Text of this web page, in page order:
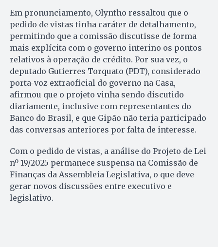
Em pronunciamento, Olyntho ressaltou que o
pedido de vistas tinha caráter de detalhamento,
permitindo que a comissão discutisse de forma
mais explícita com o governo interino os pontos
relativos à operação de crédito. Por sua vez, o
deputado Gutierres Torquato (PDT), considerado
porta-voz extraoficial do governo na Casa,
afirmou que o projeto vinha sendo discutido
diariamente, inclusive com representantes do
Banco do Brasil, e que Gipão não teria participado
das conversas anteriores por falta de interesse.
Com o pedido de vistas, a análise do Projeto de Lei
nº 19/2025 permanece suspensa na Comissão de
Finanças da Assembleia Legislativa, o que deve
gerar novos discussões entre executivo e
legislativo.